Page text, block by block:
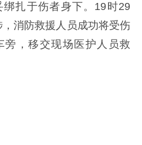
扎于伤者身下。19时29
消防救援人员成功将受伤
，移交现场医护人员救